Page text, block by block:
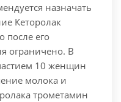
назначать
Кеторолак
после его
ограничено. В
10 женщин
молока и
трометамин